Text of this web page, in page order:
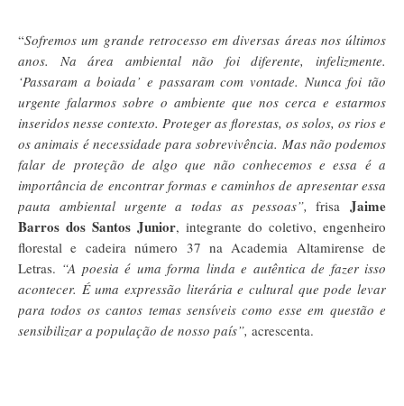
“Sofremos um grande retrocesso em diversas áreas nos últimos
anos. Na área ambiental não foi diferente, infelizmente.
‘Passaram a boiada’ e passaram com vontade. Nunca foi tão
urgente falarmos sobre o ambiente que nos cerca e estarmos
inseridos nesse contexto. Proteger as florestas, os solos, os rios e
os animais é necessidade para sobrevivência. Mas não podemos
falar de proteção de algo que não conhecemos e essa é a
importância de encontrar formas e caminhos de apresentar essa
pauta ambiental urgente a todas as pessoas”, frisa Jaime
Barros dos Santos Junior, integrante do coletivo, engenheiro
florestal e cadeira número 37 na Academia Altamirense de
Letras. “A poesia é uma forma linda e autêntica de fazer isso
acontecer. É uma expressão literária e cultural que pode levar
para todos os cantos temas sensíveis como esse em questão e
sensibilizar a população de nosso país”, acrescenta.